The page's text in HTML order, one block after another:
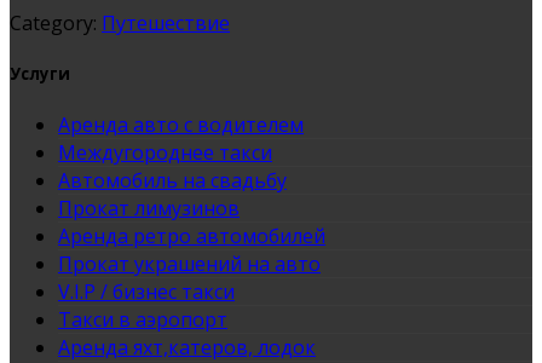
Category: Путешествие
Услуги
Аренда авто с водителем
Междугороднее такси
Автомобиль на свадьбу
Прокат лимузинов
Аренда ретро автомобилей
Прокат украшений на авто
V.I.P / бизнес такси
Такси в аэропорт
Аренда яхт,катеров, лодок